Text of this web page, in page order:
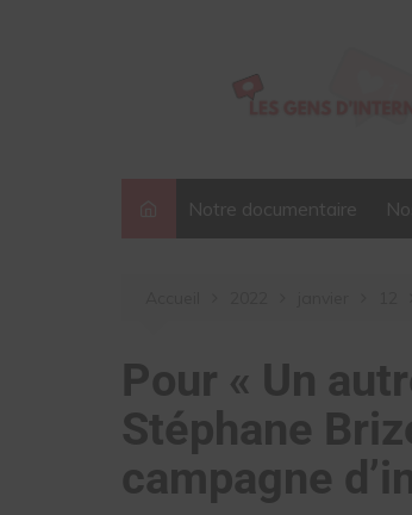
Notre documentaire
Pour « Un
Stéphane
campagne